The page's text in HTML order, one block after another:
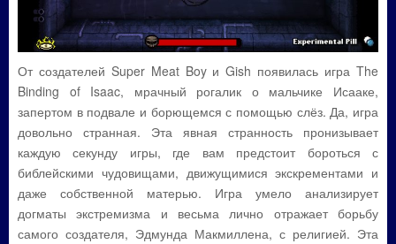
От создателей Super Meat Boy и Gish появилась игра The
Binding of Isaac, мрачный рогалик о мальчике Исааке,
запертом в подвале и борющемся с помощью слёз. Да, игра
довольно странная. Эта явная странность пронизывает
каждую секунду игры, где вам предстоит бороться с
библейскими чудовищами, движущимися экскрементами и
даже собственной матерью. Игра умело анализирует
догматы экстремизма и весьма лично отражает борьбу
самого создателя, Эдмунда Макмиллена, с религией. Эта